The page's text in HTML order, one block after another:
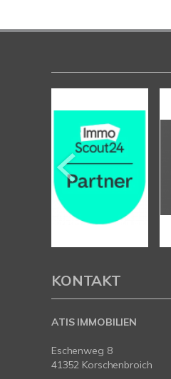
KONTAKT
ATIS IMMOBILIEN
Eschenweg 8
41352 Korschenbroich